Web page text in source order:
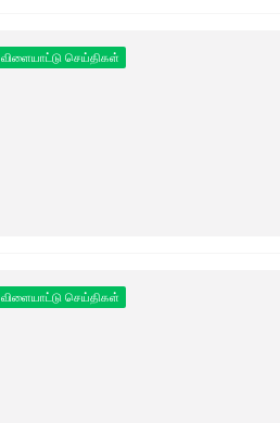
விளையாட்டு செய்திகள்
விளையாட்டு செய்திகள்